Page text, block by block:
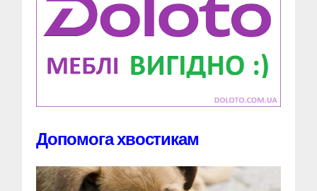
Допомога хвостикам